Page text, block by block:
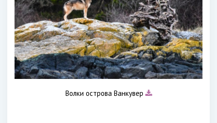
Волки острова Ванкувер